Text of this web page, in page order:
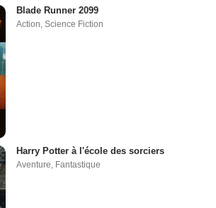
Blade Runner 2099
Action,Science Fiction
Harry Potter à l'école des sorciers
Aventure, Fantastique